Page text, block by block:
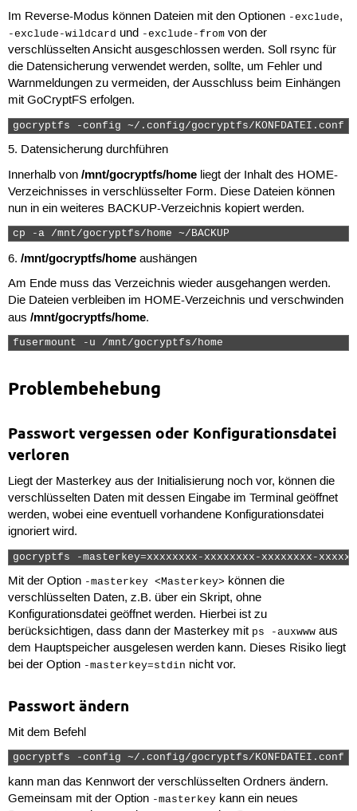
Im Reverse-Modus können Dateien mit den Optionen -exclude,
-exclude-wildcard und -exclude-fromvon der
verschlüsselten Ansicht ausgeschlossen werden. Soll rsync für
die Datensicherung verwendet werden, sollte, um Fehler und
Warnmeldungen zu vermeiden, der Ausschluss beim Einhängen
mit GoCryptFS erfolgen.
gocryptfs -config ~/.config/gocryptfs/KONFDATEI.conf
5. Datensicherung durchführen
Innerhalb von /mnt/gocryptfs/homeliegt der Inhalt des HOME-
Verzeichnisses in verschlüsselter Form. Diese Dateien können
nun in ein weiteres BACKUP-Verzeichnis kopiert werden.
cp -a /mnt/gocryptfs/home ~/BACKUP
6. /mnt/gocryptfs/homeaushängen
Am Ende muss das Verzeichnis wieder ausgehangen werden.
Die Dateien verbleiben im HOME-Verzeichnis und verschwinden
aus /mnt/gocryptfs/home.
fusermount -u /mnt/gocryptfs/home
Problembehebung
Passwort vergessen oder Konfigurationsdatei
verloren
Liegt der Masterkey aus der Initialisierung noch vor, können die
verschlüsselten Daten mit dessen Eingabe im Terminal geöffnet
werden, wobei eine eventuell vorhandene Konfigurationsdatei
ignoriert wird.
gocryptfs -masterkey=xxxxxxxx-xxxxxxxx-xxxxxxxx-
Mit der Option -masterkey <Masterkey> können die
verschlüsselten Daten, z.B. über ein Skript, ohne
Konfigurationsdatei geöffnet werden. Hierbei ist zu
berücksichtigen, dass dann der Masterkey mit ps -auxwwwaus
dem Hauptspeicher ausgelesen werden kann. Dieses Risiko liegt
bei der Option -masterkey=stdin nicht vor.
Passwort ändern
Mit dem Befehl
gocryptfs -config ~/.config/gocryptfs/KONFDATEI.conf -
kann man das Kennwort der verschlüsselten Ordners ändern.
Gemeinsam mit der Option -masterkeykann ein neues